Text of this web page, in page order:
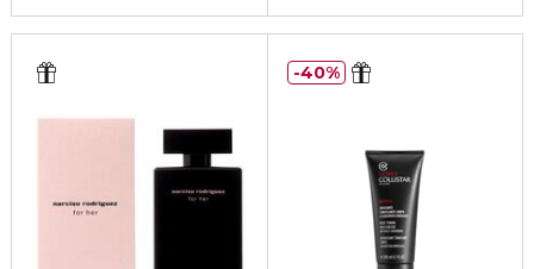
40%